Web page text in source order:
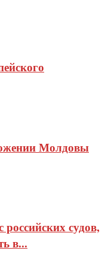
Молдовы
судов,
в...